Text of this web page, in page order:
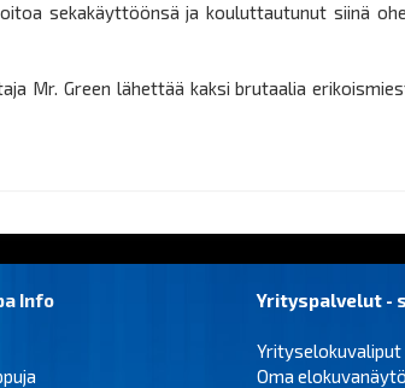
sekakäyttöönsä ja kouluttautunut siinä
Mr. Green lähettää kaksi brutaalia
Info Yrityspalvelut -
Yrityselokuvaliput
Oma